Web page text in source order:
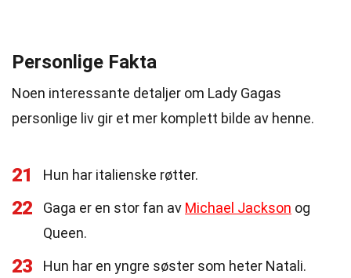
Personlige Fakta
Noen interessante detaljer om Lady Gagas
personlige liv gir et mer komplett bilde av henne.
21 Hun har italienske røtter.
22 Gaga er en stor fan av Michael Jackson og
Queen.
23 Hun har en yngre søster som heter Natali.